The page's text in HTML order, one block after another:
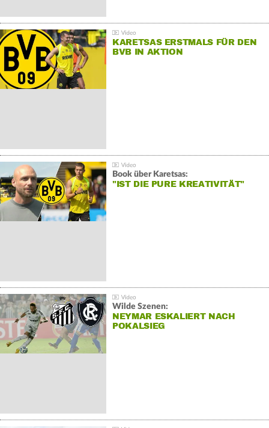
KARETSAS ERSTMALS FÜR DEN
BVB IN AKTION
Book über Karetsas:
"IST DIE PURE KREATIVITÄT"
Wilde Szenen:
NEYMAR ESKALIERT NACH
POKALSIEG